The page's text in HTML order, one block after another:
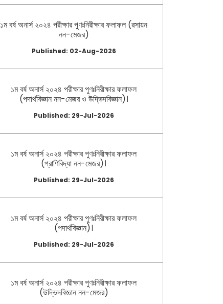
১ম বর্ষ অনার্স ২০২৪ পরীক্ষার পুণঃনিরীক্ষার ফলাফল (রসায়ন
নন-মেজর)
Published: 02-Aug-2026
১ম বর্ষ অনার্স ২০২৪ পরীক্ষার পুণঃনিরীক্ষার ফলাফল
(পদার্থবিজ্ঞান নন-মেজর ও উদ্ভিদবিজ্ঞান)।
Published: 29-Jul-2026
১ম বর্ষ অনার্স ২০২৪ পরীক্ষার পুণঃনিরীক্ষার ফলাফল
(প্রাণিবিদ্যা নন-মেজর)।
Published: 29-Jul-2026
১ম বর্ষ অনার্স ২০২৪ পরীক্ষার পুণঃনিরীক্ষার ফলাফল
(পদার্থবিজ্ঞান)।
Published: 29-Jul-2026
১ম বর্ষ অনার্স ২০২৪ পরীক্ষার পুণঃনিরীক্ষার ফলাফল
(উদ্ভিদবিজ্ঞান নন-মেজর)